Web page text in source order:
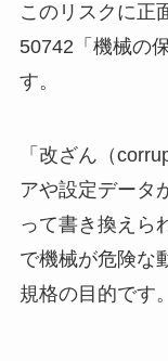
このリスクに正
50742「機械の
す。
「改ざん（
アや設定データ
って書き換えら
で機械が危険な
規格の目的です。